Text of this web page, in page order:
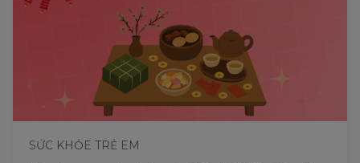
SỨC KHỎE TRẺ EM